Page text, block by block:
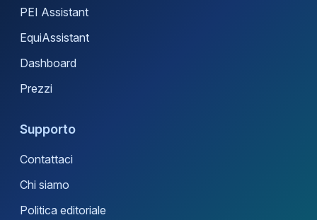
PEI Assistant
EquiAssistant
Dashboard
Prezzi
Supporto
Contattaci
Chi siamo
Politica editoriale